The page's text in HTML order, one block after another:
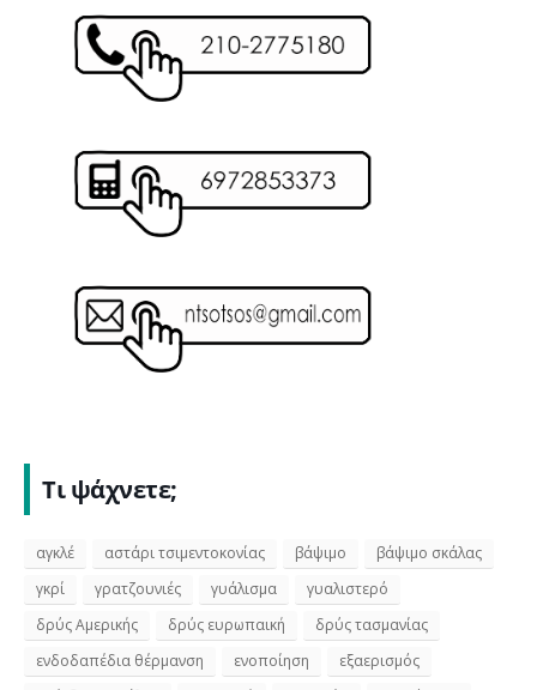
Τι ψάχνετε;
αγκλέ αστάρι τσιμεντοκονίας βάψιμο
βάψιμο σκάλας
γκρί
γρατζουνιές γυάλισμα
γυαλιστερό
δρύς Αμερικής
δρύς ευρωπαική
δρύς τασμανίας
ενδοδαπέδια θέρμανση
ενοποίηση
εξαερισμός